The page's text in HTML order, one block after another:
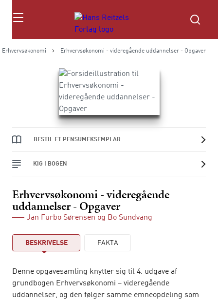
Søg
Erhvervsøkonomi Erhvervsøkonomi - videregående uddannelser - Opgaver
BESTIL ET PENSUMEKSEMPLAR
KIG I BOGEN
Erhvervsøkonomi - videregående
uddannelser - Opgaver
Jan Furbo Sørensen og Bo Sundvang
BESKRIVELSE FAKTA
Denne opgavesamling knytter sig til 4. udgave af
grundbogen Erhvervsøkonomi – videregående
uddannelser, og den følger samme emneopdeling som